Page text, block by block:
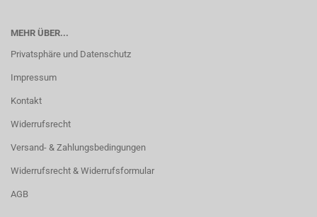
MEHR ÜBER...
Privatsphäre und Datenschutz
Impressum
Kontakt
Widerrufsrecht
Versand- & Zahlungsbedingungen
Widerrufsrecht & Widerrufsformular
AGB